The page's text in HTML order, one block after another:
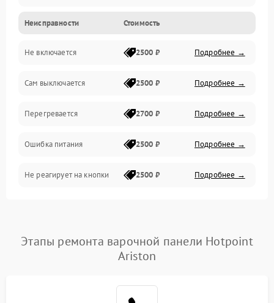
Неисправности Стоимость
Не включается 2500 ₽ Подробнее →
Сам выключается 2500 ₽ Подробнее →
Перегревается 2700 ₽ Подробнее →
Ошибка питания 2500 ₽ Подробнее →
Не реагирует на кнопки 2500 ₽ Подробнее →
Этапы ремонта варочной панели Hotpoint
Ariston